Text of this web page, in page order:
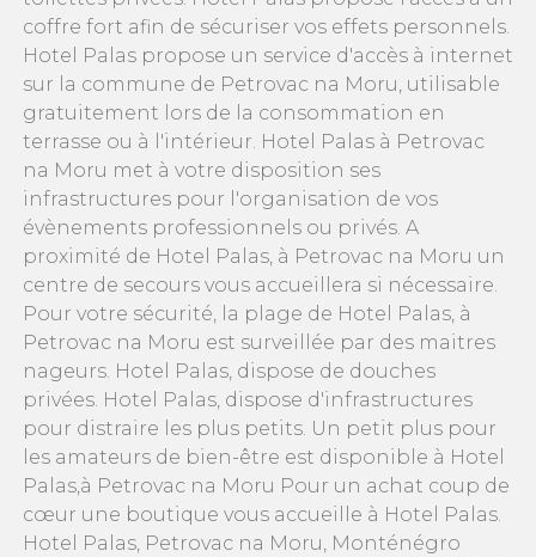
coffre fort afin de sécuriser vos effets personnels.
Hotel Palas propose un service d'accès à internet
sur la commune de Petrovac na Moru, utilisable
gratuitement lors de la consommation en
terrasse ou à l'intérieur. Hotel Palas à Petrovac
na Moru met à votre disposition ses
infrastructures pour l'organisation de vos
évènements professionnels ou privés. A
proximité de Hotel Palas, à Petrovac na Moru un
centre de secours vous accueillera si nécessaire.
Pour votre sécurité, la plage de Hotel Palas, à
Petrovac na Moru est surveillée par des maitres
nageurs. Hotel Palas, dispose de douches
privées. Hotel Palas, dispose d'infrastructures
pour distraire les plus petits. Un petit plus pour
les amateurs de bien-être est disponible à Hotel
Palas,à Petrovac na Moru Pour un achat coup de
cœur une boutique vous accueille à Hotel Palas.
Hotel Palas, Petrovac na Moru, Monténégro